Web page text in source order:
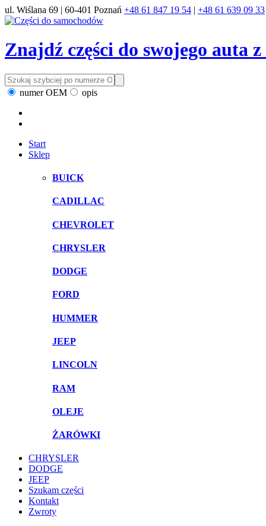
ul. Wiślana 69 | 60-401 Poznań +48 61 847 19 54 | +48 61 639 09 33
Znajdź części do swojego auta
numer OEM opis
Start
Sklep
BUICK
CADILLAC
CHEVROLET
CHRYSLER
DODGE
FORD
HUMMER
JEEP
LINCOLN
RAM
OLEJE
ŻARÓWKI
CHRYSLER
DODGE
JEEP
Szukam części
Kontakt
Zwroty